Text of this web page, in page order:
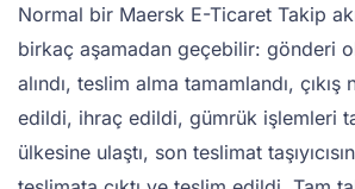
Normal bir Maersk E-Ticaret Takip
birkaç aşamadan geçebilir: gönderi
alındı, teslim alma tamamlandı, çıkış
edildi, ihraç edildi, gümrük işlemleri
ülkesine ulaştı, son teslimat